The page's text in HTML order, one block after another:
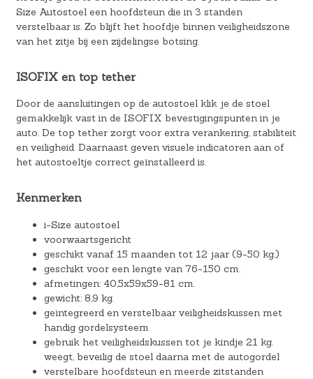
Size Autostoel een hoofdsteun die in 3 standen
verstelbaar is. Zo blijft het hoofdje binnen veiligheidszone
van het zitje bij een zijdelingse botsing.
ISOFIX en top tether
Door de aansluitingen op de autostoel klik je de stoel
gemakkelijk vast in de ISOFIX bevestigingspunten in je
auto. De top tether zorgt voor extra verankering, stabiliteit
en veiligheid. Daarnaast geven visuele indicatoren aan of
het autostoeltje correct geïnstalleerd is.
Kenmerken
i-Size autostoel
voorwaartsgericht
geschikt vanaf 15 maanden tot 12 jaar (9-50 kg.)
geschikt voor een lengte van 76-150 cm.
afmetingen: 40,5x59x59-81 cm.
gewicht: 8,9 kg.
geïntegreerd en verstelbaar veiligheidskussen met
handig gordelsysteem
gebruik het veiligheidskussen tot je kindje 21 kg.
weegt, beveilig de stoel daarna met de autogordel
verstelbare hoofdsteun en meerde zitstanden